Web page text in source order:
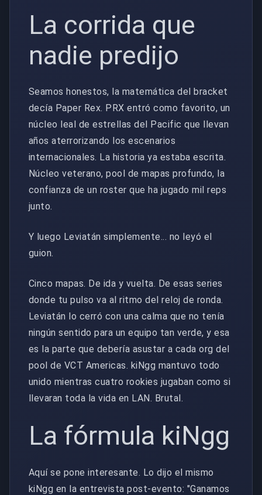
La corrida que
nadie predijo
Seamos honestos, la matemática del bracket
decía Paper Rex. PRX entró como favorito, un
núcleo leal de estrellas del Pacific que llevan
años aterrorizando los escenarios
internacionales. La historia ya estaba escrita.
Núcleo veterano, pool de mapas profundo, la
confianza de un roster que ha jugado mil reps
junto.
Y luego Leviatán simplemente... no leyó el
guion.
Cinco mapas. De ida y vuelta. De esas series
donde tu pulso va al ritmo del reloj de ronda.
Leviatán lo cerró con una calma que no tenía
ningún sentido para un equipo tan verde, y esa
es la parte que debería asustar a cada org del
pool de VCT Americas. kiNgg mantuvo todo
unido mientras cuatro rookies jugaban como si
llevaran toda la vida en LAN. Brutal.
La fórmula kiNgg
Aquí se pone interesante. Lo dijo el mismo
kiNgg en la entrevista post-evento: "Ganamos